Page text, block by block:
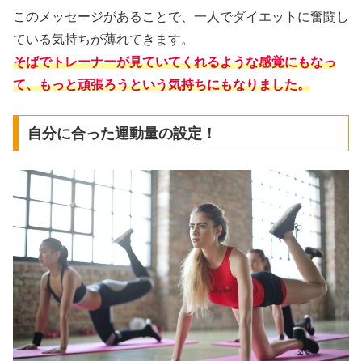
このメッセージがあることで、一人 でダイエットに奮闘し
ている気持ちが薄れてきます。
そばでトレーナーが見ていてくれるような感覚にもなっ
て、もっと頑張ろうという気持ちにもなりました。
自分に合った運動量の設定！